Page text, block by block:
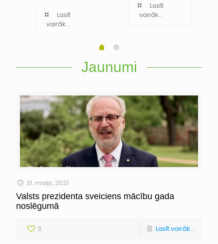
Lasīt
vairāk...
Lasīt
vairāk...
Jaunumi
31. maijs, 2021
Valsts prezidenta sveiciens mācību gada
noslēgumā
3 Lasīt vairāk...